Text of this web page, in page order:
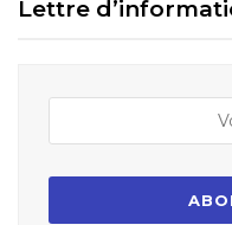
Lettre